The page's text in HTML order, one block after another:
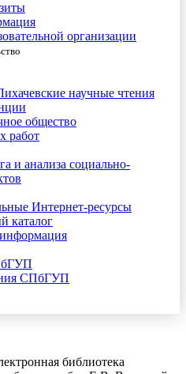
организации
научные чтения
общество
работ
и анализа социально-
Интернет-ресурсы
каталог
СПбГУП
библиотека